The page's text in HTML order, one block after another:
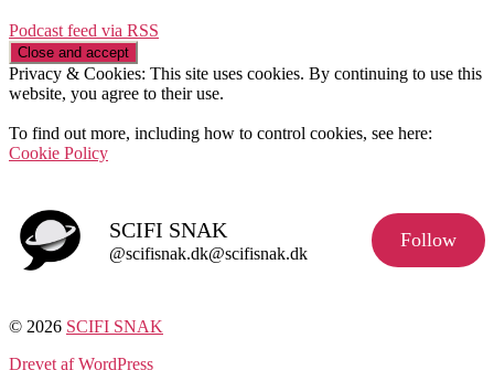
Podcast feed via RSS
Privacy & Cookies: This site uses cookies. By continuing to use this
website, you agree to their use.
To find out more, including how to control cookies, see here:
Cookie Policy
SCIFI SNAK
@scifisnak.dk@scifisnak.dk
Follow
© 2026 SCIFI SNAK
Drevet af WordPress